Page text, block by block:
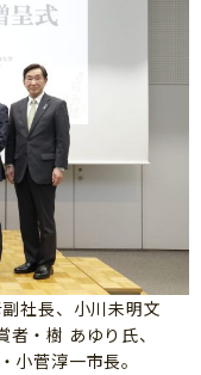
社長、小川未明文
・樹 あゆり氏、
小菅淳一市長。